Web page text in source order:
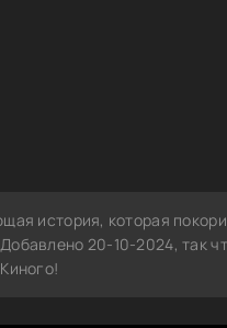
история, которая
20-10-2024, так